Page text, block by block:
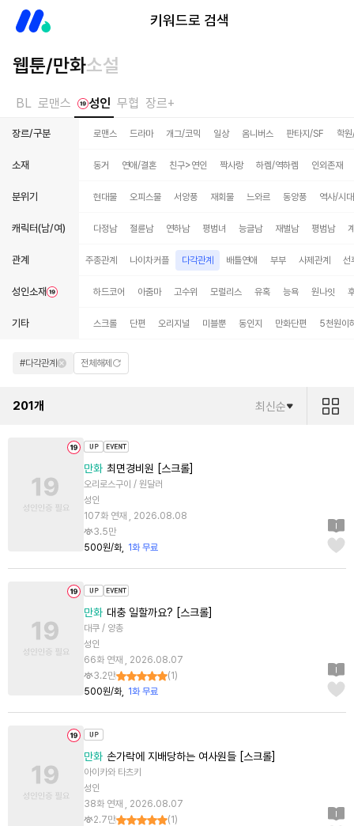
키워드로 검색
웹툰/만화소설
BL 로맨스 성인 무협 장르+
장르/구분 로맨스 드라마 개그/코믹 일상 옴니버스 판타지/SF 학
소재 동거 연애/결혼 친구>연인 짝사랑 하렘/역하렘 인외존재
분위기 현대물 오피스물 서양풍 재회물 느와르 동양풍 역사/시
캐릭터(남/여) 다정남 절륜남 연하남 평범녀 능글남 재벌남 평범남
관계
친구 주종관계 나이차커플 다각관계 배틀연애 부부 사제관계 선
성인소재 하드코어 아줌마 고수위 모럴리스 유혹 능욕 원나잇
기타 스크롤 단편 오리지널 미블뿐 동인지 만화단편 5천원이
#다각관계 전체해제
201개 최신순
만화 최면경비원 [스크롤]
오리로스구이 / 원달러
성인
107화 연재 , 2026.08.08
3.5만
500원/화
1화 무료
만화 대충 일할까요? [스크롤]
대쿠 / 양총
성인
66화 연재 , 2026.08.07
3.2만
(1 )
500원/화
1화 무료
만화 손가락에 지배당하는 여사원들 [스크롤]
아이카와 타츠키
성인
38화 연재 , 2026.08.07
2.7만
(1 )